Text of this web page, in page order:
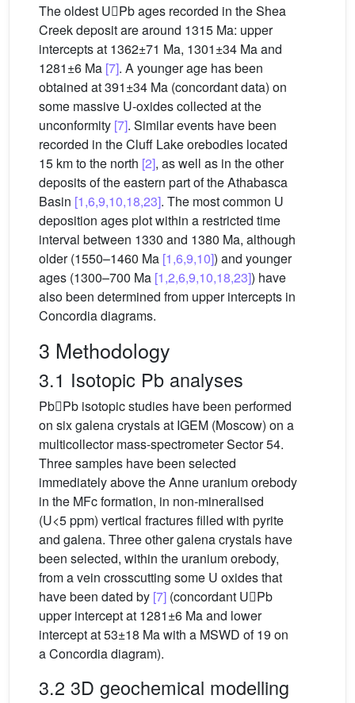
The oldest UPb ages recorded in the Shea
Creek deposit are around 1315 Ma: upper
intercepts at 1362±71 Ma, 1301±34 Ma and
1281±6 Ma [7]. A younger age has been
obtained at 391±34 Ma (concordant data) on
some massive U-oxides collected at the
unconformity [7]. Similar events have been
recorded in the Cluff Lake orebodies located
15 km to the north [2], as well as in the other
deposits of the eastern part of the Athabasca
Basin [1,6,9,10,18,23]. The most common U
deposition ages plot within a restricted time
interval between 1330 and 1380 Ma, although
older (1550–1460 Ma [1,6,9,10]) and younger
ages (1300–700 Ma [1,2,6,9,10,18,23]) have
also been determined from upper intercepts in
Concordia diagrams.
3 Methodology
3.1 Isotopic Pb analyses
PbPb isotopic studies have been performed
on six galena crystals at IGEM (Moscow) on a
multicollector mass-spectrometer Sector 54.
Three samples have been selected
immediately above the Anne uranium orebody
in the MFc formation, in non-mineralised
(U<5 ppm) vertical fractures filled with pyrite
and galena. Three other galena crystals have
been selected, within the uranium orebody,
from a vein crosscutting some U oxides that
have been dated by [7] (concordant UPb
upper intercept at 1281±6 Ma and lower
intercept at 53±18 Ma with a MSWD of 19 on
a Concordia diagram).
3.2 3D geochemical modelling